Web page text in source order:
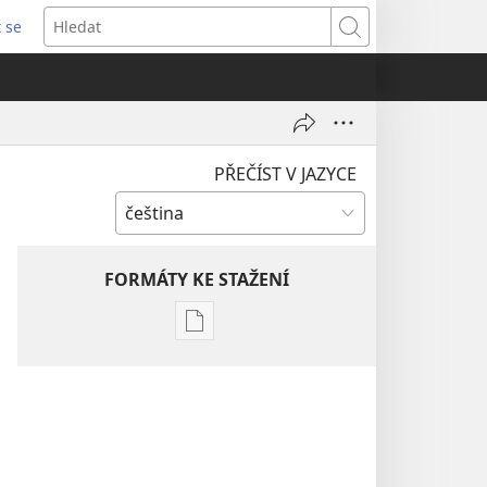
se
Hledat
PŘEČÍST V JAZYCE
FORMÁTY KE STAŽENÍ
Formáty